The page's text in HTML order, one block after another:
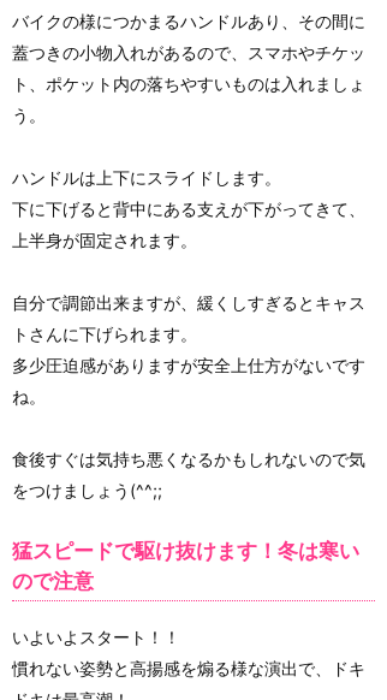
バイクの様につかまるハンドルあり、その間に
蓋つきの小物入れがあるので、スマホやチケッ
ト、ポケット内の落ちやすいものは入れましょ
う。
ハンドルは上下にスライドします。
下に下げると背中にある支えが下がってきて、
上半身が固定されます。
自分で調節出来ますが、緩くしすぎるとキャス
トさんに下げられます。
多少圧迫感がありますが安全上仕方がないです
ね。
食後すぐは気持ち悪くなるかもしれないので気
をつけましょう(^^;;
猛スピードで駆け抜けます！冬は寒い
ので注意
いよいよスタート！！
慣れない姿勢と高揚感を煽る様な演出で、ドキ